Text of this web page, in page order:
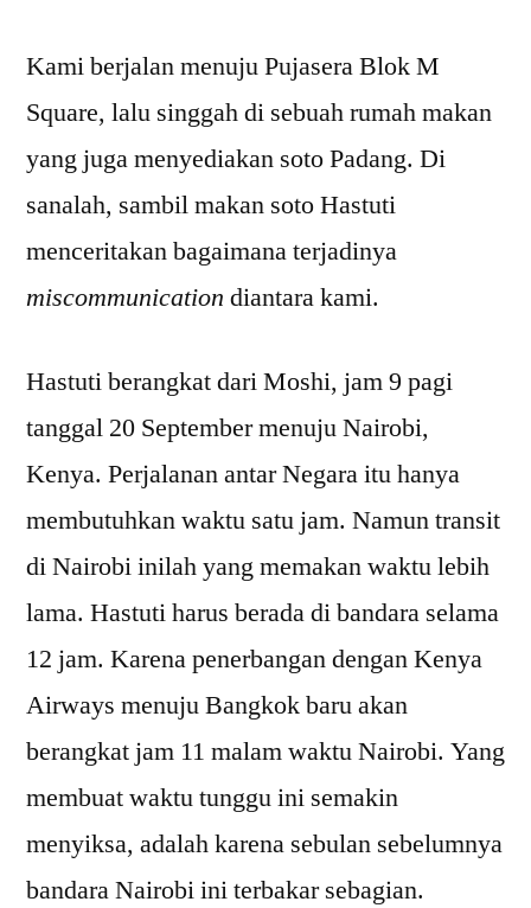
Kami berjalan menuju Pujasera Blok M
Square, lalu singgah di sebuah rumah makan
yang juga menyediakan soto Padang. Di
sanalah, sambil makan soto Hastuti
menceritakan bagaimana terjadinya
miscommunication diantara kami.
Hastuti berangkat dari Moshi, jam 9 pagi
tanggal 20 September menuju Nairobi,
Kenya. Perjalanan antar Negara itu hanya
membutuhkan waktu satu jam. Namun transit
di Nairobi inilah yang memakan waktu lebih
lama. Hastuti harus berada di bandara selama
12 jam. Karena penerbangan dengan Kenya
Airways menuju Bangkok baru akan
berangkat jam 11 malam waktu Nairobi. Yang
membuat waktu tunggu ini semakin
menyiksa, adalah karena sebulan sebelumnya
bandara Nairobi ini terbakar sebagian.